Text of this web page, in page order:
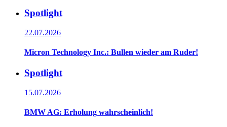
Spotlight
22.07.2026
Micron Technology Inc.: Bullen wieder am Ruder!
Spotlight
15.07.2026
BMW AG: Erholung wahrscheinlich!